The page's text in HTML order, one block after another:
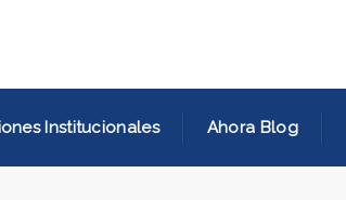
Institucionales Ahora Blog